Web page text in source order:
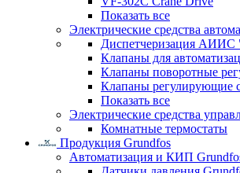
Показать все
Электрические средства
Диспетчеризация АИИС
Клапаны для
Клапаны поворотные
Клапаны регулирующие
Показать все
Электрические средства
Комнатные термостаты
Продукция Grundfos
Автоматизация и КИП